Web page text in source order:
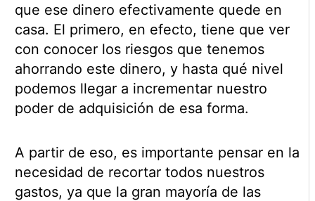
que ese dinero efectivamente quede en
casa. El primero, en efecto, tiene que ver
con conocer los riesgos que tenemos
ahorrando este dinero, y hasta qué nivel
podemos llegar a incrementar nuestro
poder de adquisición de esa forma.
A partir de eso, es importante pensar en la
necesidad de recortar todos nuestros
gastos, ya que la gran mayoría de las